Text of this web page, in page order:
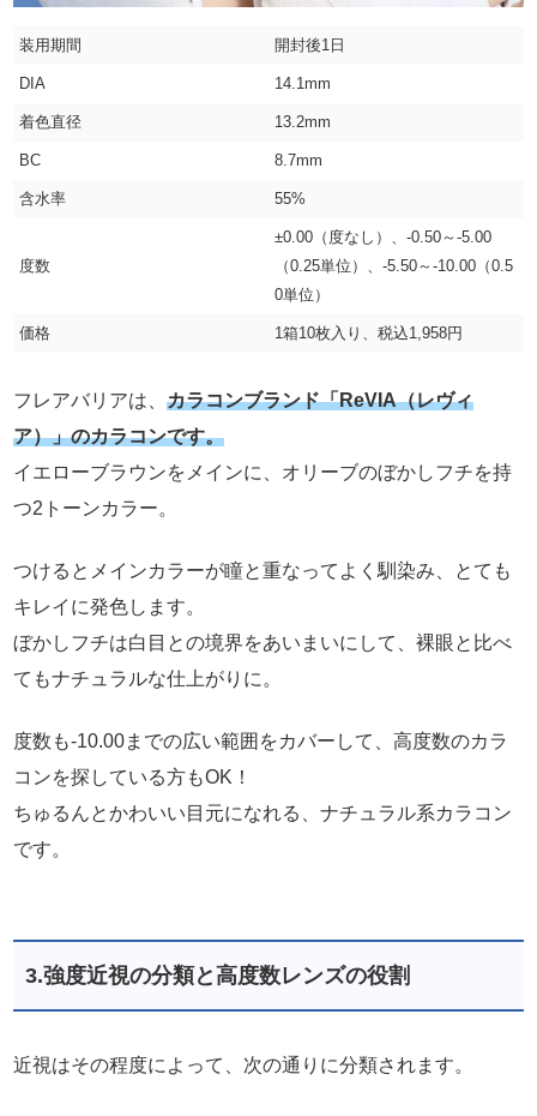
装用期間 開封後1日
DIA 14.1mm
着色直径 13.2mm
BC 8.7mm
含水率 55%
度数
±0.00（度なし）、-0.50～-5.00
（0.25単位）、-5.50～-10.00（0.5
0単位）
価格 1箱10枚入り、税込1,958円
フレアバリアは、 カラコンブランド「ReVIA（レヴィ
ア）」のカラコンです。
イエローブラウンをメインに、オリーブのぼかしフチを持
つ2トーンカラー。
つけるとメインカラーが瞳と重なってよく馴染み、とても
キレイに発色します。
ぼかしフチは白目との境界をあいまいにして、裸眼と比べ
てもナチュラルな仕上がりに。
度数も-10.00までの広い範囲をカバーして、高度数のカラ
コンを探している方もOK！
ちゅるんとかわいい目元になれる、ナチュラル系カラコン
です。
3.強度近視の分類と高度数レンズの役割
近視はその程度によって、次の通りに分類されます。